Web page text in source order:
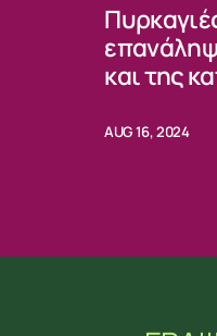
και της
AUG 16, 2024